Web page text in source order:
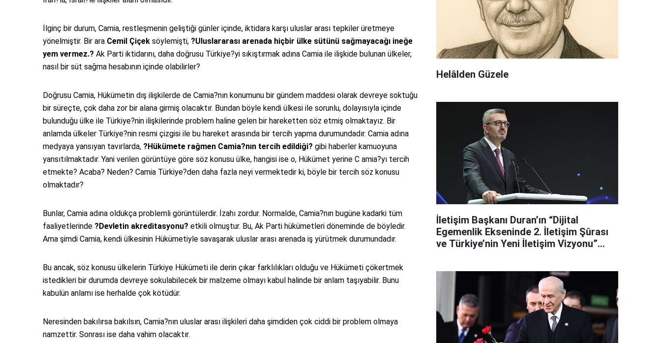
İlginç bir durum, Camia, restleşmenin geliştiği günler içinde, iktidara karşı uluslar arası tepkiler üretmeye
yönelmiştir. Bir ara Cemil Çiçek söylemişti, ?Uluslararası arenada hiçbir ülke sütünü sağmayacağı ineğe
yem vermez.? Ak Parti iktidarını, daha doğrusu Türkiye?yi sıkıştırmak adına Camia ile ilişkide bulunan ülkeler,
nasıl bir süt sağma hesabının içinde olabilirler?
Doğrusu Camia, Hükümetin dış ilişkilerde de Camia?nın konumunu bir gündem maddesi olarak devreye soktuğu
bir süreçte, çok daha zor bir alana girmiş olacaktır. Bundan böyle kendi ülkesi ile sorunlu, dolayısıyla içinde
bulunduğu ülke ile Türkiye?nin ilişkilerinde problem haline gelen bir hareketten söz etmiş olmaktayız. Bir
anlamda ülkeler Türkiye?nin resmi çizgisi ile bu hareket arasında bir tercih yapma durumundadır. Camia adına
medyaya yansıyan tavırlarda, ?Hükümete rağmen Camia?nın tercih edildiği? gibi haberler kamuoyuna
yansıtılmaktadır. Yani verilen görüntüye göre söz konusu ülke, hangisi ise o, Hükümet yerine C amia?yı tercih
etmekte? Acaba? Neden? Camia Türkiye?den daha fazla neyi vermektedir ki, böyle bir tercih söz konusu
olmaktadır?
Bunlar, Camia adına oldukça problemli görüntülerdir. İzahı zordur. Normalde, Camia?nın bugüne kadarki tüm
faaliyetlerinde ?Devletin akreditasyonu? etkili olmuştur. Bu, Ak Parti hükümetleri döneminde de böyledir.
Ama şimdi Camia, kendi ülkesinin Hükümetiyle savaşarak uluslar arası arenada iş yürütmek durumundadır.
Bu ancak, söz konusu ülkelerin Türkiye Hükümeti ile derin çıkar farklılıkları olduğu ve Hükümeti çökertmek
istedikleri bir durumda devreye sokulabilecek bir malzeme olmayı kabul halinde bir anlam taşıyabilir. Bunu
kabulün anlamı ise herhalde çok kötüdür.
Neresinden bakılırsa bakılsın, Camia?nın uluslar arası ilişkileri daha şimdiden çok ciddi bir problem olmaya
namzettir. Sonrası ise daha vahim olacaktır.
Helâlden Güzele
İletişim Başkanı Duran’ın “Dijital
Egemenlik Ekseninde 2. İletişim Şûrası
ve Türkiye’nin Yeni İletişim Vizyonu”